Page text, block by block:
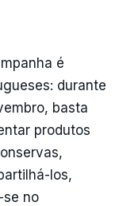
é
durante
basta
produtos
los,
se no